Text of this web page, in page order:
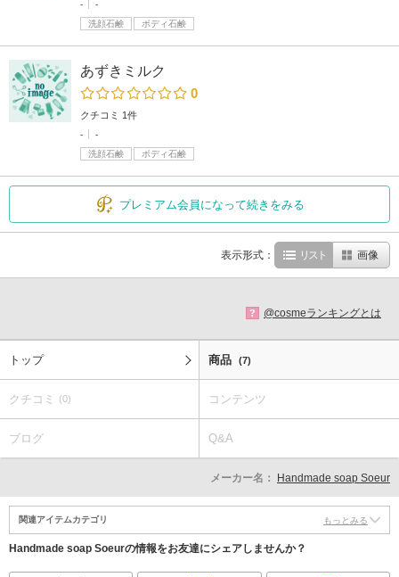
-
-
洗顔石鹸
ボディ石鹸
あずきミルク
0
クチコミ 1件
-
-
洗顔石鹸
ボディ石鹸
プレミアム会員になって続きをみる
表示形式： リスト 画像
? @cosmeランキングとは
トップ 商品 (7)
クチコミ (0) コンテンツ
ブログ Q&A
メーカー名： Handmade soap Soeur
関連アイテムカテゴリ もっとみる
Handmade soap Soeurの情報をお友達にシェアしませんか？